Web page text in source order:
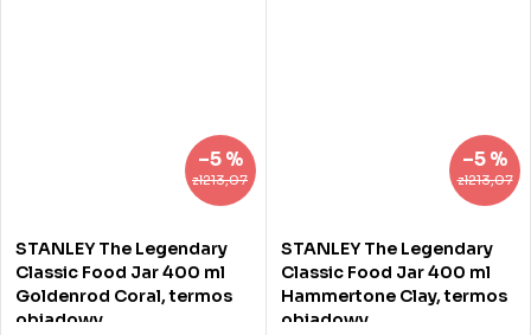
zł213,07
–5 %
STANLEY The Legendary
Classic Food Jar 400 ml
Goldenrod Coral, termos
obiadowy
zł213,07
–5 %
STANLEY The Legendary
Classic Food Jar 400 ml
Hammertone Clay, termos
obiadowy